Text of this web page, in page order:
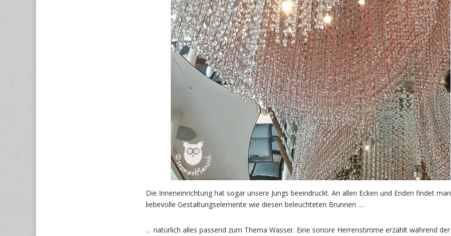
Die Inneneinrichtung hat sogar unsere Jungs beeindruckt. An allen Ecken und Enden findet man
liebevolle Gestaltungselemente wie diesen beleuchteten Brunnen …
… natürlich alles passend zum Thema Wasser. Eine sonore Herrenstimme erzählt während der